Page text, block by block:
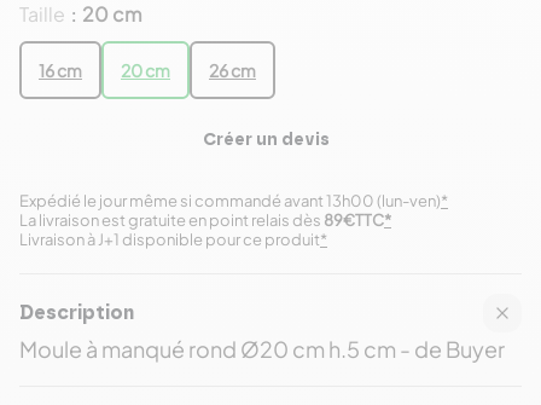
Taille : 20 cm
16 cm 20 cm 26 cm
Créer un devis
Expédié le jour même si commandé avant 13h00 (lun-ven)*
Livraison à J+1 disponible pour ce produit*
La livraison est gratuite en point relais dès 89€TTC*
Description
Moule à manqué rond Ø20 cm h.5 cm - de Buyer